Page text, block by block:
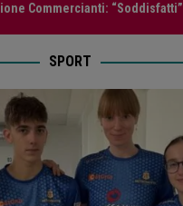
Commercianti: “Soddisfatti”
SPORT